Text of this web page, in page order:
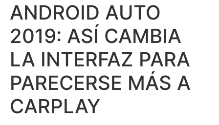
ANDROID AUTO
2019: ASÍ CAMBIA
LA INTERFAZ PARA
PARECERSE MÁS A
CARPLAY